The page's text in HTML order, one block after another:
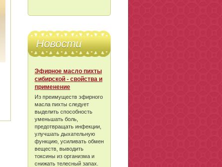
Новости
Эфирное масло пихты
сибирской - свойства и
применение
Из преимуществ эфирного
масла пихты следует
выделить способность
уменьшать боль,
предотвращать инфекции,
улучшать дыхательную
функцию, усиливать обмен
веществ, выводить
токсины из организма и
снижать телесный запах.